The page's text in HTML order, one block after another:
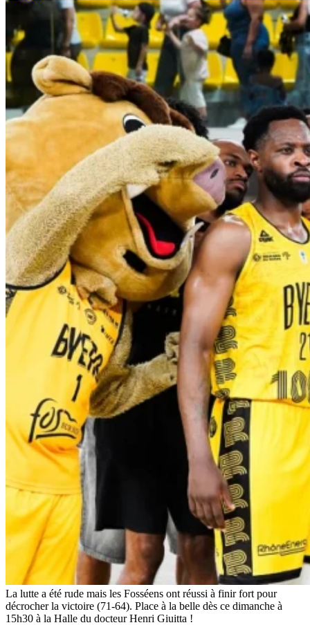
La lutte a été rude mais les Fosséens ont réussi à finir fort pour
décrocher la victoire (71-64). Place à la belle dès ce dimanche à
15h30 à la Halle du docteur Henri Giuitta !